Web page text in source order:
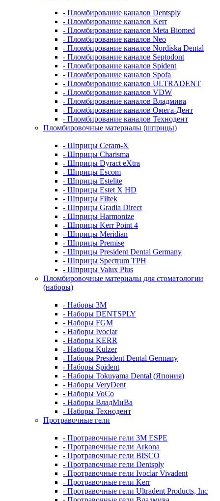
- Пломбирование каналов Dentsply
- Пломбирование каналов Kerr
- Пломбирование каналов Meta Biomed
- Пломбирование каналов Neo
- Пломбирование каналов Nordiska Dental
- Пломбирование каналов Septodont
- Пломбирование каналов Spident
- Пломбирование каналов Spofa
- Пломбирование каналов ULTRADENT
- Пломбирование каналов VDW
- Пломбирование каналов Владмива
- Пломбирование каналов Омега-Дент
- Пломбирование каналов Технодент
Пломбировочные материалы (шприцы)
- Шприцы Ceram-X
- Шприцы Charisma
- Шприцы Dyract eXtra
- Шприцы Escom
- Шприцы Estelite
- Шприцы Estet X HD
- Шприцы Filtek
- Шприцы Gradia Direct
- Шприцы Harmonize
- Шприцы Kerr Point 4
- Шприцы Meridian
- Шприцы Premise
- Шприцы President Dental Germany
- Шприцы Spectrum TPH
- Шприцы Valux Plus
Пломбировочные материалы для стоматологии
(наборы)
- Наборы 3М
- Наборы DENTSPLY
- Наборы FGM
- Наборы Ivoclar
- Наборы KERR
- Наборы Kulzer
- Наборы President Dental Germany
- Наборы Spident
- Наборы Tokuyama Dental (Япония)
- Наборы VeryDent
- Наборы VoCo
- Наборы ВладМиВа
- Наборы Технодент
Протравочные гели
- Протравочные гели 3М ESPE
- Протравочные гели Arkona
- Протравочные гели BISCO
- Протравочные гели Dentsply
- Протравочные гели Ivoclar Vivadent
- Протравочные гели Kerr
- Протравочные гели Ultradent Products, Inc